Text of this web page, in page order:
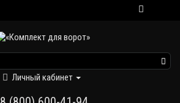
Личный кабинет